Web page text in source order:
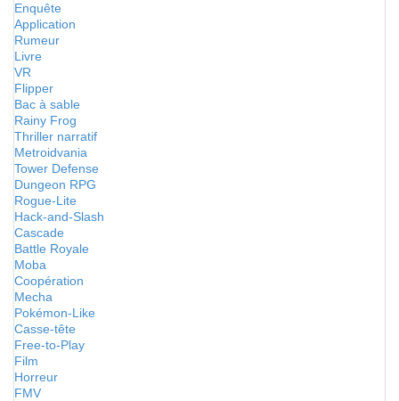
Enquête
Application
Rumeur
Livre
VR
Flipper
Bac à sable
Rainy Frog
Thriller narratif
Metroidvania
Tower Defense
Dungeon RPG
Rogue-Lite
Hack-and-Slash
Cascade
Battle Royale
Moba
Coopération
Mecha
Pokémon-Like
Casse-tête
Free-to-Play
Film
Horreur
FMV